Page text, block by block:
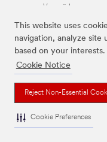
This website uses
navigation, analyze site
based on your interests.
Cookie Notice
Reject Non-Essential
Cookie Preferences
Varumärken som